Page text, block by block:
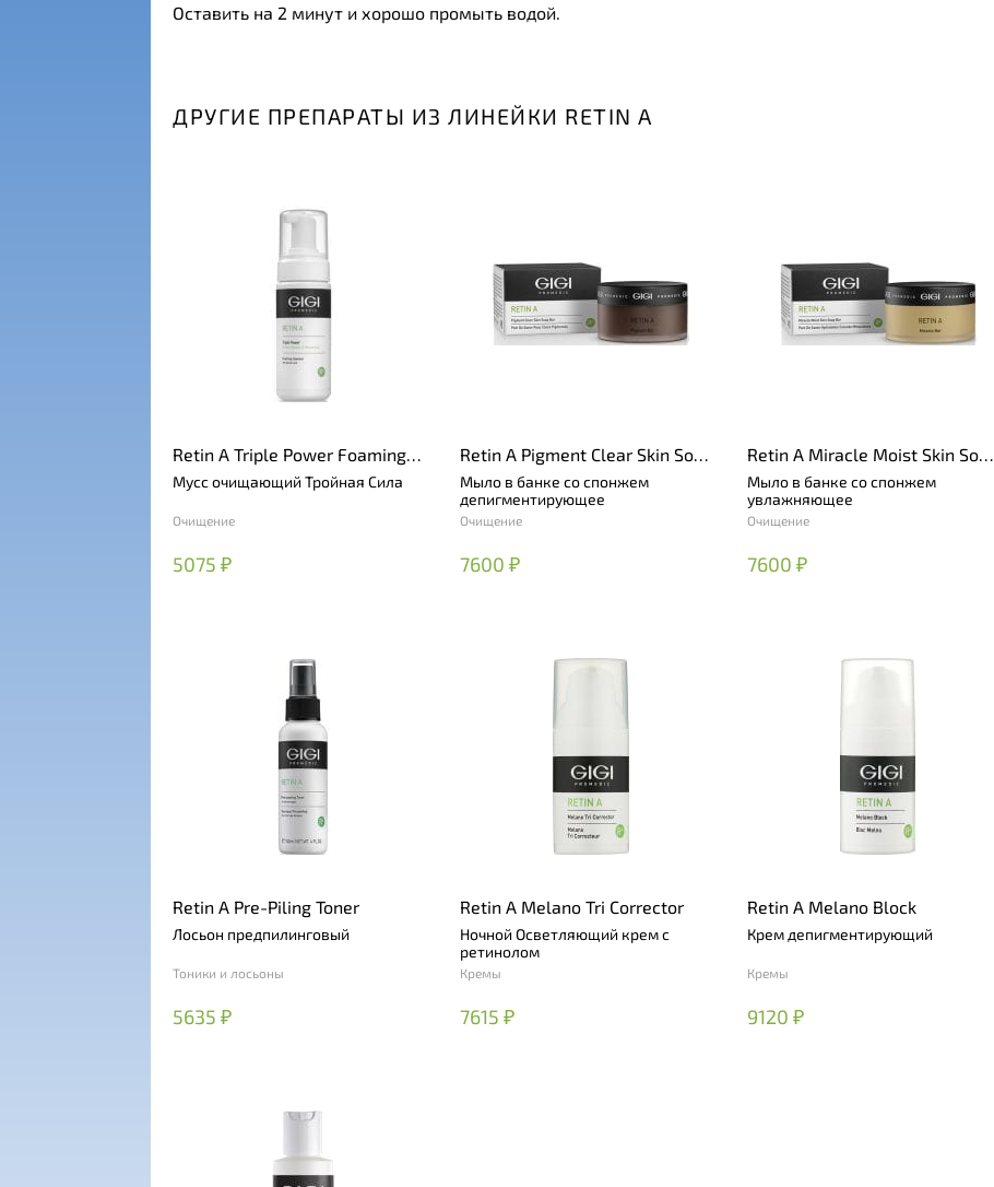
Оставить на 2 минут и хорошо промыть водой.
ДРУГИЕ ПРЕПАРАТЫ ИЗ ЛИНЕЙКИ RETIN A
Retin A Triple Power Foaming
Cleanser
Мусс очищающий Тройная Сила
Очищение
5075 ₽
Retin A Pigment Clear Skin Soap
Bar
Мыло в банке со спонжем
депигментирующее
Очищение
7600 ₽
Retin A Miracle Moist Skin Soap
Bar
Мыло в банке со спонжем
увлажняющее
Очищение
7600 ₽
Retin A Pre-Piling Toner
Лосьон предпилинговый
Тоники и лосьоны
5635 ₽
Retin A Melano Tri Corrector
Ночной Осветляющий крем с
ретинолом
Кремы
7615 ₽
Retin A Melano Block
Крем депигментирующий
Кремы
9120 ₽